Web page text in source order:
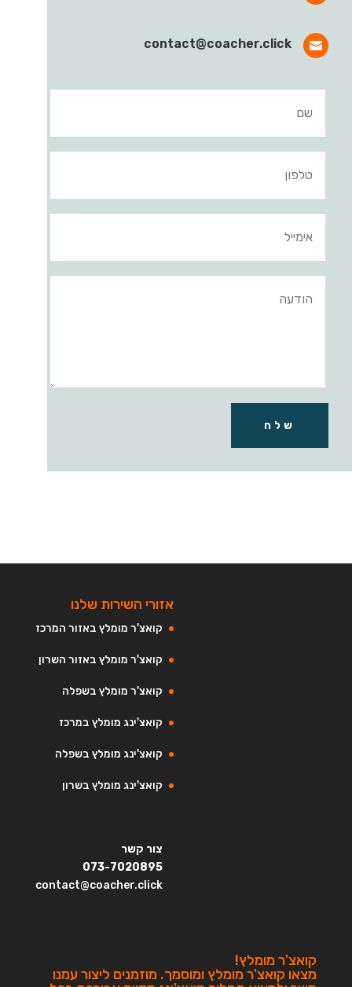

contact@coacher.click
שלח
אזורי השירות שלנו
קואצ'ר מומלץ באזור המרכז
קואצ'ר מומלץ באזור השרון
קואצ'ר מומלץ בשפלה
קואצ'ינג מומלץ במרכז
קואצ'ינג מומלץ בשפלה
קואצ'ינג מומלץ בשרון
צור קשר
073-7020895
contact@coacher.click
קואצ'ר מומלץ!
מצאו קואצ'ר מומלץ ומוסמך. מוזמנים ליצור עמנו